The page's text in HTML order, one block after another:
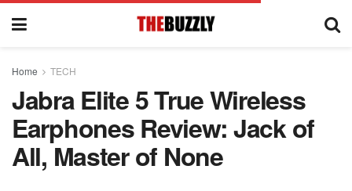
Home TECH
Jabra Elite 5 True Wireless
Earphones Review: Jack of
All, Master of None